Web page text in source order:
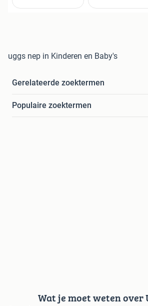
uggs nep in Kinderen en Baby's
Gerelateerde zoektermen
Populaire zoektermen
Wat je moet weten over